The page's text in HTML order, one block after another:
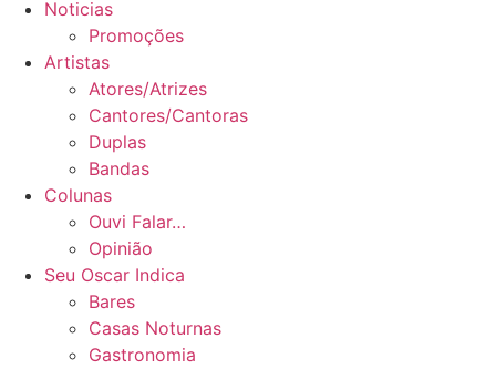
Noticias
Promoções
Artistas
Atores/Atrizes
Cantores/Cantoras
Duplas
Bandas
Colunas
Ouvi Falar…
Opinião
Seu Oscar Indica
Bares
Casas Noturnas
Gastronomia